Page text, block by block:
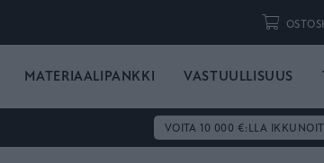
MATERIAALIPANKKI VASTUULLISUUS
VOITA 10 000 €:LLA